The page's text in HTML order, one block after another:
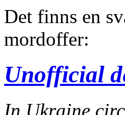
Det finns en
mordoffer:
Unofficial
In Ukraine